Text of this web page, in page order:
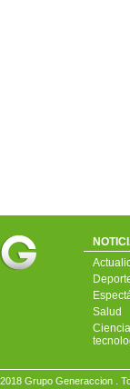
Salud
2018 Grupo Generaccion .